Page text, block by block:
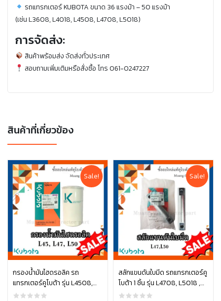
รถแทรกเตอร์ KUBOTA ขนาด 36 แรงม้า – 50 แรงม้า
(เช่น L3608, L4018, L4508, L4708, L5018)
การจัดส่ง:
สินค้าพร้อมส่ง จัดส่งทั่วประเทศ
สอบถามเพิ่มเติมหรือสั่งซื้อ โทร 061-0247227
สินค้าที่เกี่ยวข้อง
Sale!
กรองน้ำมันไฮดรอลิค รถ
แทรกเตอร์คูโบต้า รุ่น L4508,
L4708, L5018 , W9501-45101
หยิบใส่ตะกร้า
Sale!
สลักแขนดันใบมีด รถแทรกเตอร์คู
โบต้า 1 ชิ้น รุ่น L4708, L5018 ,
W9558-52102
หยิบใส่ตะกร้า